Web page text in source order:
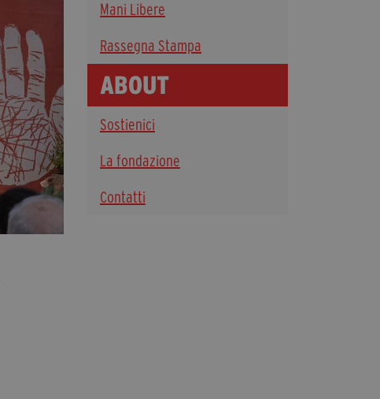
Chi Siamo
Civico Trame
#Trameascuola
Visioni Civiche
Mostra 3D - Visioni Civiche
Il Diritto di Essere
Archivio Storico
Mani Libere
Rassegna Stampa
ABOUT
Sostienici
La fondazione
Contatti